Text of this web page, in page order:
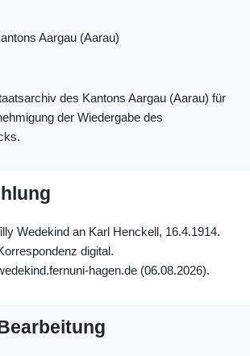
Aargau (Aarau)
des Kantons Aargau (Aarau) für
der Wiedergabe des
Wedekind an Karl Henckell, 16.4.1914.
digital.
hagen.de (06.08.2026).